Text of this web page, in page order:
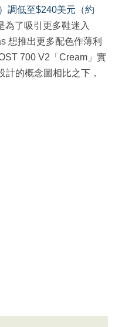
調低至$240美元（約
為了吸引更多鞋迷入
想推出更多配色作薄利
700 V2「Cream」實
的概念圖相比之下，